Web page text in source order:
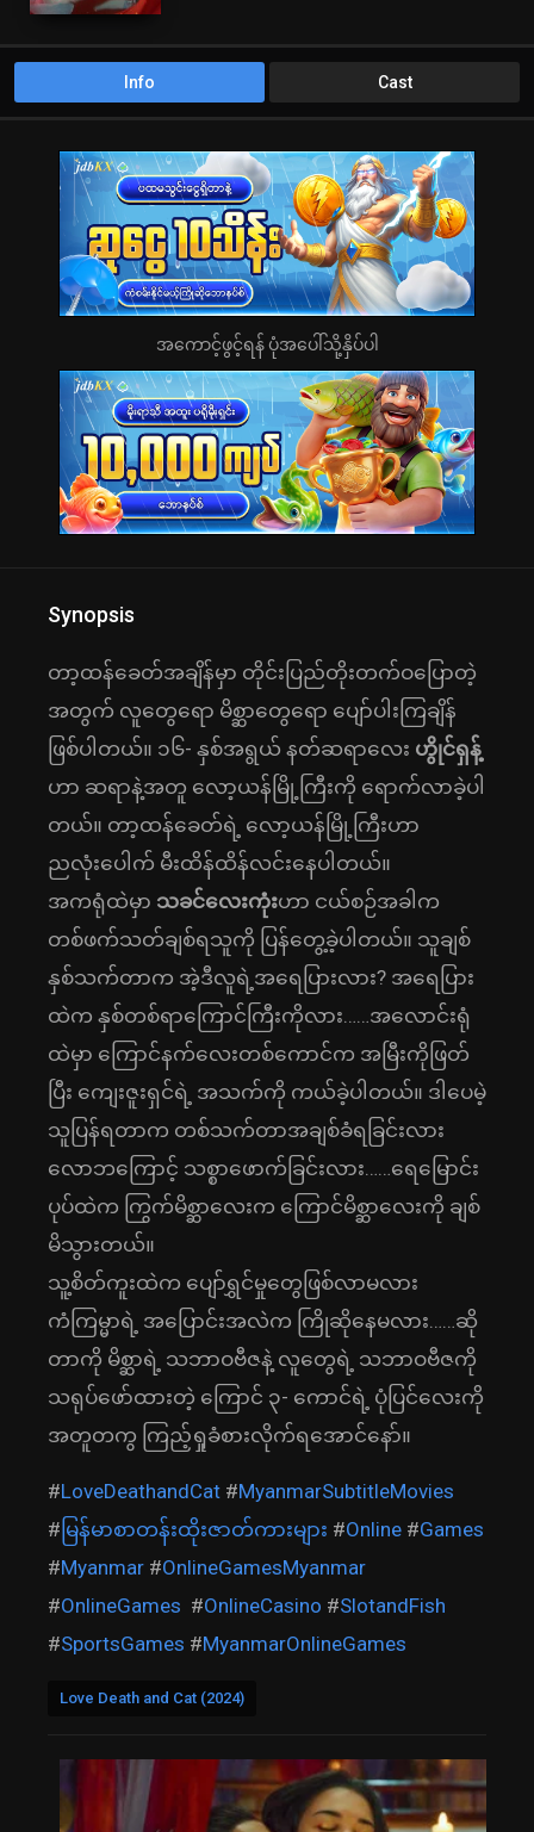
Info Cast
အကောင့်ဖွင့်ရန် ပုံအပေါ်သို့နှိပ်ပါ
Synopsis
တာ့ထန်ခေတ်အချိန်မှာ တိုင်းပြည်တိုးတက်ဝပြောတဲ့
အတွက် လူတွေရော မိစ္ဆာတွေရော ပျော်ပါးကြချိန်
ဖြစ်ပါတယ်။ ၁၆- နှစ်အရွယ် နတ်ဆရာလေး ဟွိုင်ရှန့်
ဟာ ဆရာနဲ့အတူ လော့ယန်မြို့ကြီးကို ရောက်လာခဲ့ပါ
တယ်။ တာ့ထန်ခေတ်ရဲ့ လော့ယန်မြို့ကြီးဟာ
ညလုံးပေါက် မီးထိန်ထိန်လင်းနေပါတယ်။
အကရုံထဲမှာ သခင်လေးကုံးဟာ ငယ်စဉ်အခါက
တစ်ဖက်သတ်ချစ်ရသူကို ပြန်တွေ့ခဲ့ပါတယ်။ သူချစ်
နှစ်သက်တာက အဲ့ဒီလူရဲ့အရေပြားလား? အရေပြား
ထဲက နှစ်တစ်ရာကြောင်ကြီးကိုလား……အလောင်းရုံ
ထဲမှာ ကြောင်နက်လေးတစ်ကောင်က အမြီးကိုဖြတ်
ပြီး ကျေးဇူးရှင်ရဲ့ အသက်ကို ကယ်ခဲ့ပါတယ်။ ဒါပေမဲ့
သူပြန်ရတာက တစ်သက်တာအချစ်ခံရခြင်းလား
လောဘကြောင့် သစ္စာဖောက်ခြင်းလား……ရေမြောင်း
ပုပ်ထဲက ကြွက်မိစ္ဆာလေးက ကြောင်မိစ္ဆာလေးကို ချစ်
မိသွားတယ်။
သူ့စိတ်ကူးထဲက ပျော်ရွှင်မှုတွေဖြစ်လာမလား
ကံကြမ္မာရဲ့ အပြောင်းအလဲက ကြိုဆိုနေမလား……ဆို
တာကို မိစ္ဆာရဲ့ သဘာဝဗီဇနဲ့ လူတွေရဲ့ သဘာဝဗီဇကို
သရုပ်ဖော်ထားတဲ့ ကြောင် ၃- ကောင်ရဲ့ ပုံပြင်လေးကို
အတူတကွ ကြည့်ရှုခံစားလိုက်ရအောင်နော်။
#LoveDeathandCat #MyanmarSubtitleMovies
# မြန်မာစာတန်းထိုးဇာတ်ကားများ #Online #Games
#Myanmar #OnlineGamesMyanmar
#OnlineGames #OnlineCasino #SlotandFish
#SportsGames #MyanmarOnlineGames
Love Death and Cat (2024)